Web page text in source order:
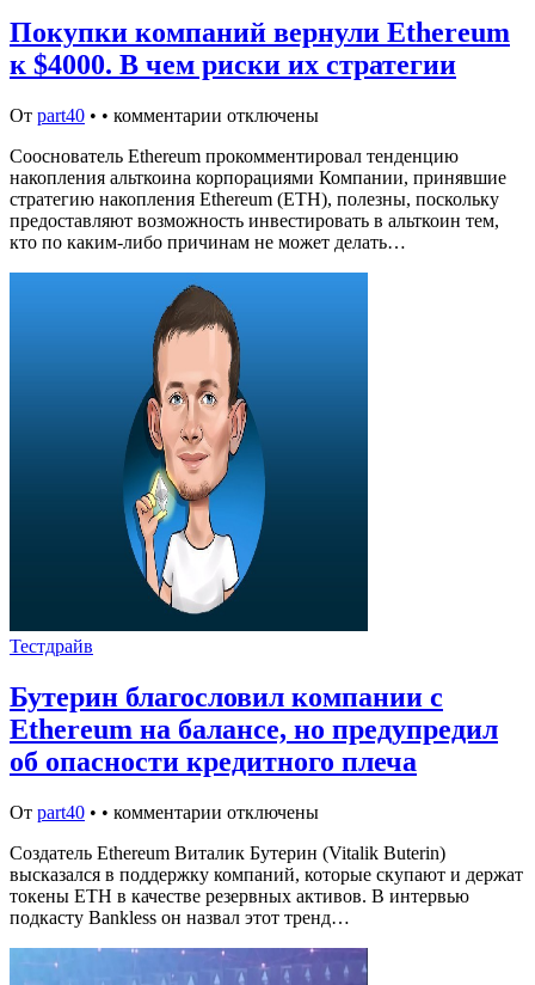
Покупки компаний вернули Ethereum
к $4000. В чем риски их стратегии
От part40 • • комментарии отключены
Сооснователь Ethereum прокомментировал тенденцию
накопления альткоина корпорациями Компании, принявшие
стратегию накопления Ethereum (ETH), полезны, поскольку
предоставляют возможность инвестировать в альткоин тем,
кто по каким-либо причинам не может делать…
Тестдрайв
Бутерин благословил компании с
Ethereum на балансе, но предупредил
об опасности кредитного плеча
От part40 • • комментарии отключены
Создатель Ethereum Виталик Бутерин (Vitalik Buterin)
высказался в поддержку компаний, которые скупают и держат
токены ETH в качестве резервных активов. В интервью
подкасту Bankless он назвал этот тренд…